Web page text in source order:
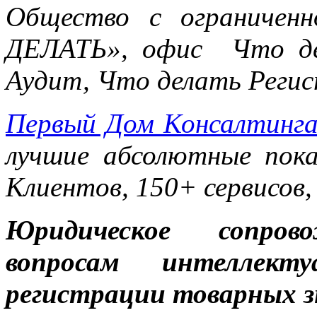
Общество с
ДЕЛАТЬ», офис Что
Аудит, Что делать
Первый Дом
лучшие абсолютные
Клиентов, 150+
Юридическое
вопросам
регистрации товарных